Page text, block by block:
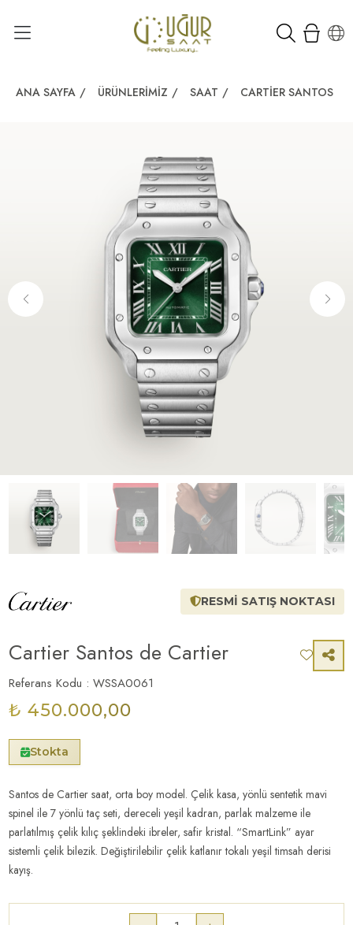
ANA SAYFA / ÜRÜNLERIMIZ / SAAT / CARTIER SANTOS
RESMİ SATIŞ NOKTASI
Cartier Santos de Cartier
Referans Kodu : WSSA0061
₺ 450.000,00
Stokta
Santos de Cartier saat, orta boy model. Çelik kasa, yönlü sentetik mavi
spinel ile 7 yönlü taç seti, dereceli yeşil kadran, parlak malzeme ile
parlatılmış çelik kılıç şeklindeki ibreler, safir kristal. “SmartLink” ayar
sistemli çelik bilezik. Değiştirilebilir çelik katlanır tokalı yeşil timsah derisi
kayış.